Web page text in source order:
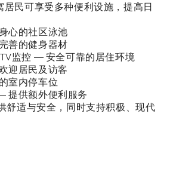
居民可享受多种便利设施，提高日
心的社区泳池
善的健身器材
监控 — 安全可靠的居住环境
迎居民及访客
室内停车位
提供额外便利服务
舒适与安全，同时支持积极、现代